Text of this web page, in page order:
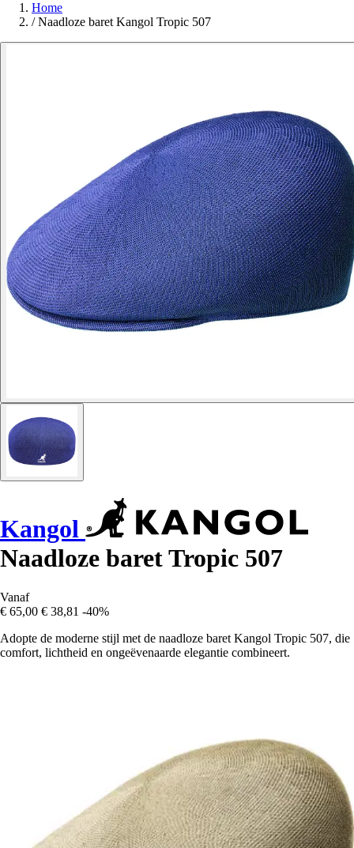
Home
/ Naadloze baret Kangol Tropic 507
Kangol
Naadloze baret Tropic 507
Vanaf
€ 65,00 € 38,81 -40%
Adopte de moderne stijl met de naadloze baret Kangol Tropic 507, die
comfort, lichtheid en ongeëvenaarde elegantie combineert.